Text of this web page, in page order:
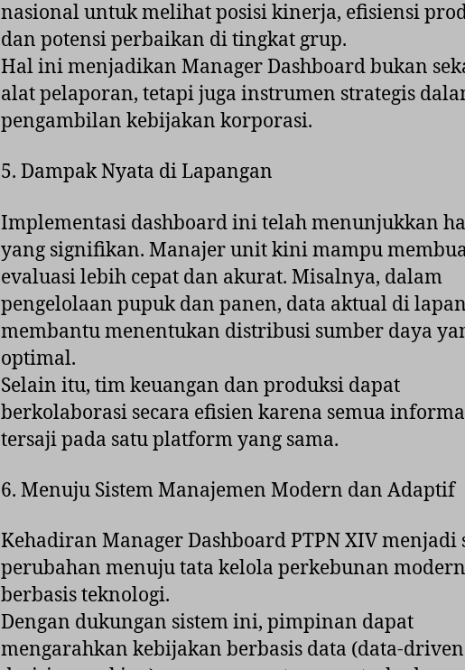
nasional untuk melihat posisi kinerja, efisiensi
dan potensi perbaikan di tingkat grup.
Hal ini menjadikan Manager Dashboard bukan
alat pelaporan, tetapi juga instrumen strategis
pengambilan kebijakan korporasi.
5. Dampak Nyata di Lapangan
Implementasi dashboard ini telah menunjukkan
yang signifikan. Manajer unit kini mampu
evaluasi lebih cepat dan akurat. Misalnya, dalam
pengelolaan pupuk dan panen, data aktual di
membantu menentukan distribusi sumber daya
optimal.
Selain itu, tim keuangan dan produksi dapat
berkolaborasi secara efisien karena semua
tersaji pada satu platform yang sama.
6. Menuju Sistem Manajemen Modern dan Adaptif
Kehadiran Manager Dashboard PTPN XIV menjadi
perubahan menuju tata kelola perkebunan
berbasis teknologi.
Dengan dukungan sistem ini, pimpinan dapat
mengarahkan kebijakan berbasis data (data-driven